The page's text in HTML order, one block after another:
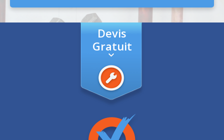
Devis
Gratuit